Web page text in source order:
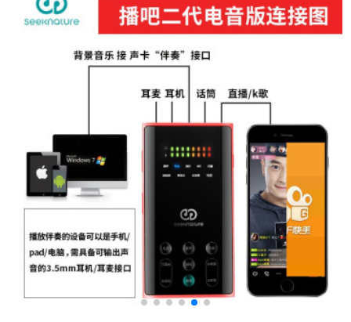
出司会会議室カラオ
ケRX-80シャンパン
のサドカードドドに
秋葉原の5メナートと
す。